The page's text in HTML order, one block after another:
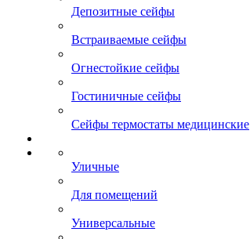
Депозитные сейфы
Встраиваемые сейфы
Огнестойкие сейфы
Гостиничные сейфы
Сейфы термостаты медицинские
Уличные
Для помещений
Универсальные